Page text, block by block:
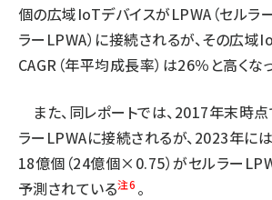
個の広域IoTデバイスがLPWA（セルラ
ラーLPWA）に接続されるが、その広域
CAGR（年平均成長率）は26％と高くな
また、同レポートでは、2017年末時
ラーLPWAに接続されるが、2023年に
18億個（24億個×0.75）がセルラー
予測されている注6 。